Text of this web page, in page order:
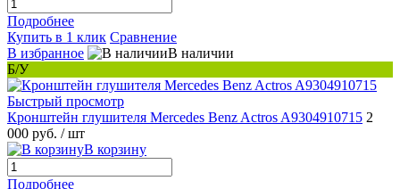
Подробнее
Купить в 1 клик Сравнение
В избранное
В наличии
Б/У
Быстрый просмотр
Кронштейн глушителя Mercedes Benz Actros A9304910715 2
000 руб. / шт
В корзину
Подробнее